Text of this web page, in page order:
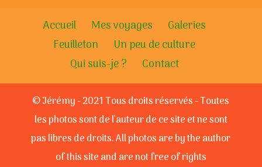
Accueil Mes voyages
Galeries
Feuilleton
Un peu de culture
Qui suis-je ?
Contact
© Jérémy - 2021 Tous droits réservés - Toutes
les photos sont de l'auteur de ce site et ne sont
pas libres de droits. All photos are by the author
of this site and are not free of rights